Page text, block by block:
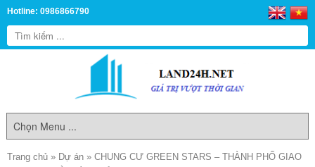
Hotline: 0986866790
Trang chủ » Dự án » CHUNG CƯ GREEN STARS – THÀNH PHỐ GIAO